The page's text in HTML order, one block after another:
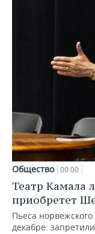
Общество 00:00
Театр Камала
приобретет
Пьеса
декабре: